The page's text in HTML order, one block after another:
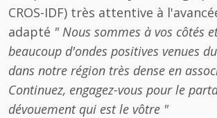
CROS-IDF) très attentive à
adapté " Nous sommes à vos côtés
beaucoup d'ondes positives venues
dans notre région très dense en
Continuez, engagez-vous pour le
dévouement qui est le vôtre "